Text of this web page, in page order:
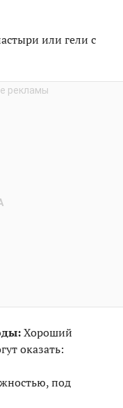
или гели с
Хороший
оказать:
под